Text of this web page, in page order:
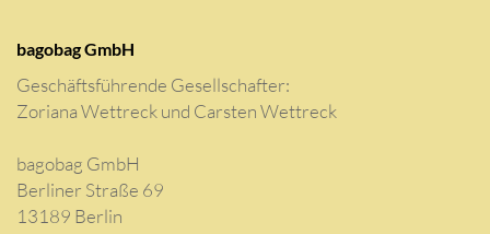
bagobag GmbH
Geschäftsführende Gesellschafter:
Zoriana Wettreck und Carsten Wettreck
bagobag GmbH
Berliner Straße 69
13189 Berlin